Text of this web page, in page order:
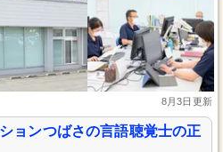
8月3日更新
ョンつばさの言語聴覚士の正